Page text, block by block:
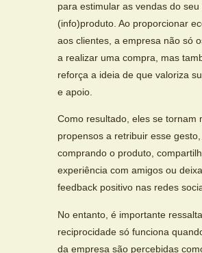
para estimular as vendas do seu
(info)produto. Ao proporcionar
aos clientes, a empresa não só
a realizar uma compra, mas
reforça a ideia de que valoriza
e apoio.
Como resultado, eles se tornam
propensos a retribuir esse
comprando o produto,
experiência com amigos ou
feedback positivo nas redes
No entanto, é importante
reciprocidade só funciona
da empresa são percebidas